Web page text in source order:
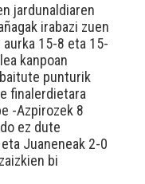
jardunaldiaren
irabazi zuen
15-8 eta 15-
kanpoan
punturik
finalerdietara
-Azpirozek 8
ez dute
Juaneneak 2-0
bi